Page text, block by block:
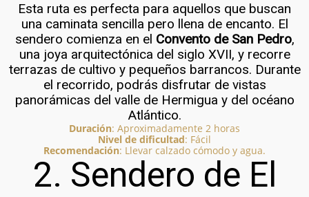
Esta ruta es perfecta para aquellos que buscan
una caminata sencilla pero llena de encanto. El
sendero comienza en el Convento de San Pedro,
una joya arquitectónica del siglo XVII, y recorre
terrazas de cultivo y pequeños barrancos. Durante
el recorrido, podrás disfrutar de vistas
panorámicas del valle de Hermigua y del océano
Atlántico.
Duración: Aproximadamente 2 horas
Nivel de dificultad: Fácil
Recomendación: Llevar calzado cómodo y agua.
2. Sendero de El